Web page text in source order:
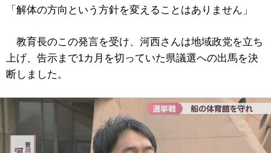
「解体の方向という方針を変えることはありません」
教育長のこの発言を受け、河西さんは地域政党を立ち
上げ、告示まで1カ月を切っていた県議選への出馬を決
断しました。